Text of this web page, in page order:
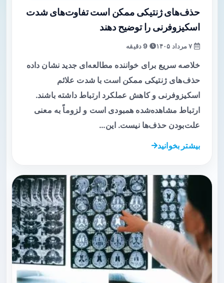
حذف‌های ژنتیکی ممکن است تفاوت‌های شدت
اسکیزوفرنی را توضیح دهند
خلاصه سریع برای خواننده مطالعه‌ای جدید نشان داده
حذف‌های ژنتیکی ممکن است با شدت علائم
اسکیزوفرنی و کاهش عملکرد ارتباط داشته باشند.
ارتباط مشاهده‌شده همبودی است و لزوماً به معنی
علت‌بودن حذف‌ها نیست. این…
بیشتر بخوانید